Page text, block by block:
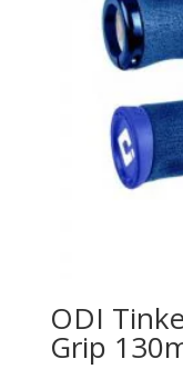
ODI
Grip